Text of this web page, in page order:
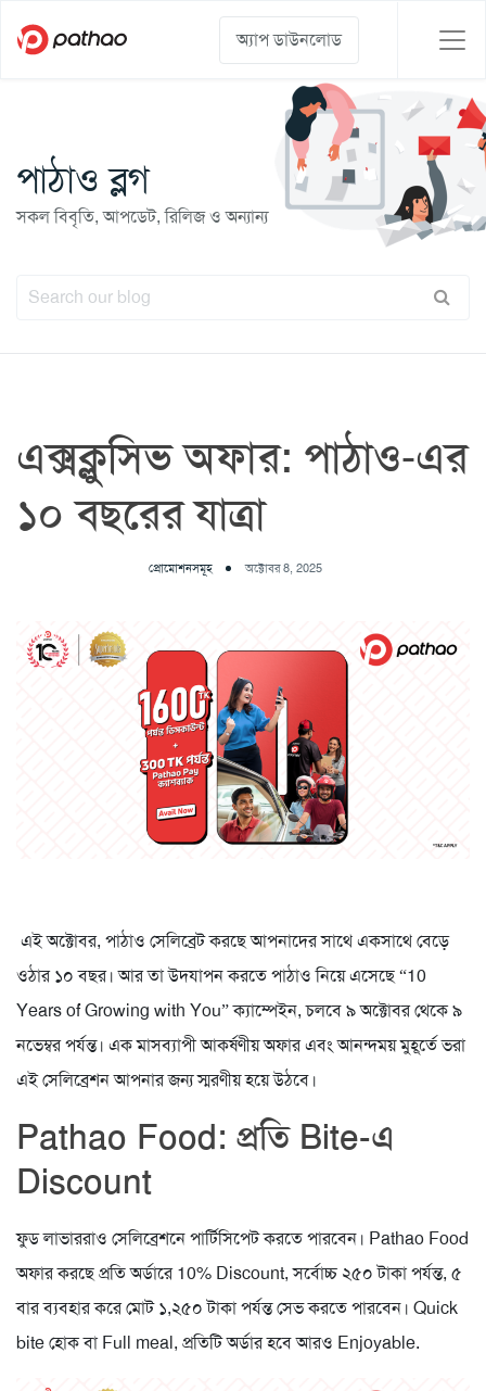
অ্যাপ ডাউনলোড
পাঠাও ব্লগ
সকল বিবৃতি, আপডেট, রিলিজ ও অন্যান্য
এক্সক্লুসিভ অফার: পাঠাও-এর
১০ বছরের যাত্রা
প্রোমোশনসমূহ অক্টোবর 8, 2025
এই অক্টোবর, পাঠাও সেলিব্রেট করছে আপনাদের সাথে একসাথে বেড়ে
ওঠার ১০ বছর। আর তা উদযাপন করতে পাঠাও নিয়ে এসেছে “10
Years of Growing with You” ক্যাম্পেইন, চলবে ৯ অক্টোবর থেকে ৯
নভেম্বর পর্যন্ত। এক মাসব্যাপী আকর্ষণীয় অফার এবং আনন্দময় মুহূর্তে ভরা
এই সেলিব্রেশন আপনার জন্য স্মরণীয় হয়ে উঠবে।
Pathao Food: প্রতি Bite-এ
Discount
ফুড লাভাররাও সেলিব্রেশনে পার্টিসিপেট করতে পারবেন। Pathao Food
অফার করছে প্রতি অর্ডারে 10% Discount, সর্বোচ্চ ২৫০ টাকা পর্যন্ত, ৫
বার ব্যবহার করে মোট ১,২৫০ টাকা পর্যন্ত সেভ করতে পারবেন। Quick
bite হোক বা Full meal, প্রতিটি অর্ডার হবে আরও Enjoyable.